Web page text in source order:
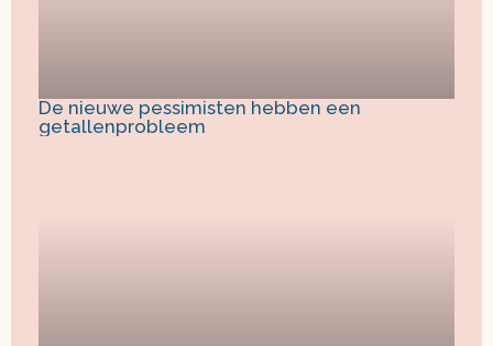
De nieuwe pessimisten hebben een
getallenprobleem